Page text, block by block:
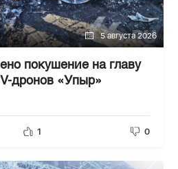
5 августа 2026
покушение на главу
дронов «Упыр»
1 0